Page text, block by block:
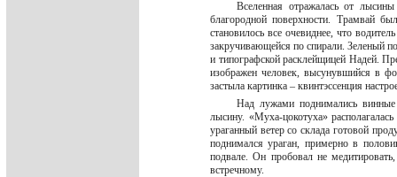
Вселенная отражалась от
благородной поверхности. Трамвай
становилось все очевиднее, что
закручивающейся по спирали. Зеленый
и типографской расклейщицей Надей.
изображен человек, высунувшийся в
застыла картинка – квинтэссенция
Над лужами поднимались
лысину. «Муха-цокотуха»
ураганный ветер со склада готовой
поднимался ураган, примерно в
подвале. Он пробовал не
встречному.